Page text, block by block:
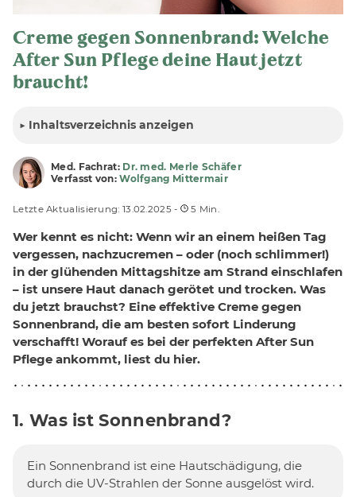
Creme gegen Sonnenbrand: Welche
After Sun Pflege deine Haut jetzt
braucht!
▶ Inhaltsverzeichnis anzeigen
Med. Fachrat: Dr. med. Merle Schäfer
Verfasst von:Wolfgang Mittermair
Letzte Aktualisierung: 13.02.2025 - 5 Min.
Wer kennt es nicht: Wenn wir an einem heißen Tag
vergessen, nachzucremen – oder (noch schlimmer!)
in der glühenden Mittagshitze am Strand einschlafen
– ist unsere Haut danach gerötet und trocken. Was
du jetzt brauchst? Eine effektive Creme gegen
Sonnenbrand, die am besten sofort Linderung
verschafft! Worauf es bei der perfekten After Sun
Pflege ankommt, liest du hier.
1. Was ist Sonnenbrand?
Ein Sonnenbrand ist eine Hautschädigung, die
durch die UV-Strahlen der Sonne ausgelöst wird.